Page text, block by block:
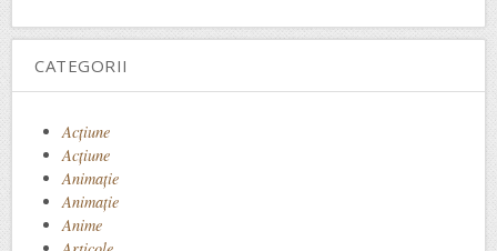
CATEGORII
Acţiune
Acțiune
Animaţie
Animație
Anime